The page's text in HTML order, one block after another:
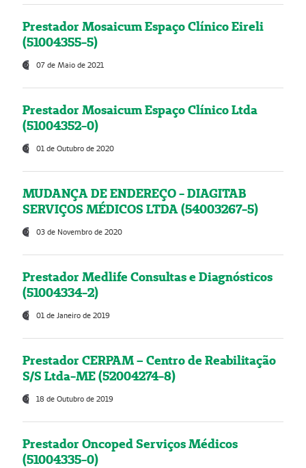
Prestador Mosaicum Espaço Clínico Eireli
(51004355-5)
07 de Maio de 2021
Prestador Mosaicum Espaço Clínico Ltda
(51004352-0)
01 de Outubro de 2020
MUDANÇA DE ENDEREÇO - DIAGITAB
SERVIÇOS MÉDICOS LTDA (54003267-5)
03 de Novembro de 2020
Prestador Medlife Consultas e Diagnósticos
(51004334-2)
01 de Janeiro de 2019
Prestador CERPAM – Centro de Reabilitação
S/S Ltda-ME (52004274-8)
18 de Outubro de 2019
Prestador Oncoped Serviços Médicos
(51004335-0)